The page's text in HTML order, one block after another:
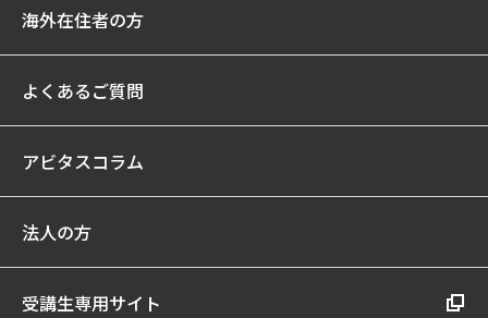
海外在住者の方
よくあるご質問
アビタスコラム
法人の方
受講生専用サイト